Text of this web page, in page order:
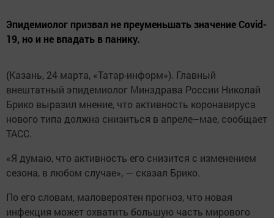
Эпидемиолог призвал не преуменьшать значение Covid-
19, но и не впадать в панику.
(Казань, 24 марта, «Татар-информ»). Главный
внештатный эпидемиолог Минздрава России Николай
Брико выразил мнение, что активность коронавируса
нового типа должна снизиться в апреле–мае, сообщает
ТАСС.
«Я думаю, что активность его снизится с изменением
сезона, в любом случае», — сказал Брико.
По его словам, маловероятен прогноз, что новая
инфекция может охватить большую часть мирового